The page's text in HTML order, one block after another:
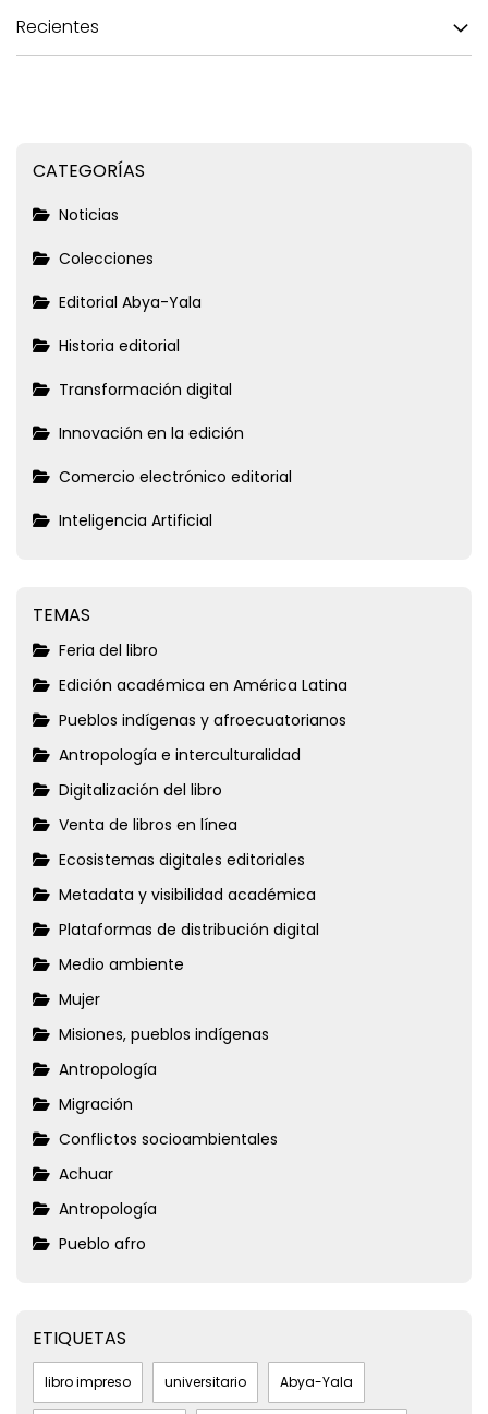
Recientes
CATEGORÍAS
Noticias
Colecciones
Editorial Abya-Yala
Historia editorial
Transformación digital
Innovación en la edición
Comercio electrónico editorial
Inteligencia Artificial
TEMAS
Feria del libro
Edición académica en América Latina
Pueblos indígenas y afroecuatorianos
Antropología e interculturalidad
Digitalización del libro
Venta de libros en línea
Ecosistemas digitales editoriales
Metadata y visibilidad académica
Plataformas de distribución digital
Medio ambiente
Mujer
Misiones, pueblos indígenas
Antropología
Migración
Conflictos socioambientales
Achuar
Antropología
Pueblo afro
ETIQUETAS
libro impreso universitario Abya-Yala